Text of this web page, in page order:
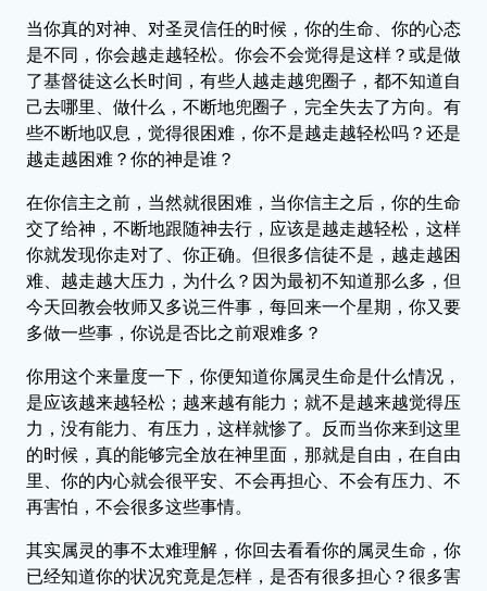
当你真的对神、对圣灵信任的时候，你的生命、你的心态
是不同，你会越走越轻松。你会不会觉得是这样？或是做
了基督徒这么长时间，有些人越走越兜圈子，都不知道自
己去哪里、做什么，不断地兜圈子，完全失去了方向。有
些不断地叹息，觉得很困难，你不是越走越轻松吗？还是
越走越困难？你的神是谁？
在你信主之前，当然就很困难，当你信主之后，你的生命
交了给神，不断地跟随神去行，应该是越走越轻松，这样
你就发现你走对了、你正确。但很多信徒不是，越走越困
难、越走越大压力，为什么？因为最初不知道那么多，但
今天回教会牧师又多说三件事，每回来一个星期，你又要
多做一些事，你说是否比之前艰难多？
你用这个来量度一下，你便知道你属灵生命是什么情况，
是应该越来越轻松；越来越有能力；就不是越来越觉得压
力，没有能力、有压力，这样就惨了。反而当你来到这里
的时候，真的能够完全放在神里面，那就是自由，在自由
里、你的内心就会很平安、不会再担心、不会有压力、不
再害怕，不会很多这些事情。
其实属灵的事不太难理解，你回去看看你的属灵生命，你
已经知道你的状况究竟是怎样，是否有很多担心？很多害